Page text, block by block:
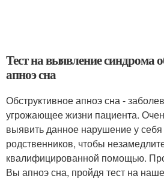
Тест на выявление синдрома
апноэ сна
Обструктивное апноэ сна -
угрожающее жизни пациента.
выявить данное нарушение у
родственников, чтобы
квалифицированной помощью.
Вы апноэ сна, пройдя тест на